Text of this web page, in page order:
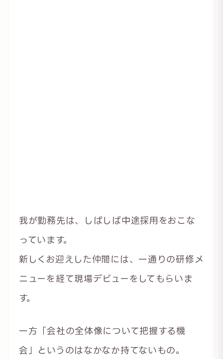
我が勤務先は、しばしば中途採用をおこな
っています。
新しくお迎えした仲間には、一通りの研修メ
ニューを経て現場デビューをしてもらいま
す。
一方「会社の全体像について把握する機
会」というのはなかなか持てないもの。